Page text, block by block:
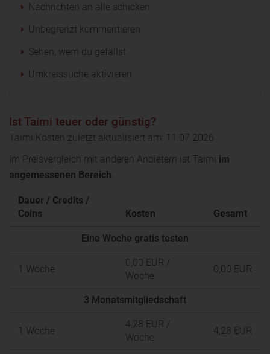
Nachrichten an alle schicken
Unbegrenzt kommentieren
Sehen, wem du gefällst
Umkreissuche aktivieren
Ist Taimi teuer oder günstig?
Taimi Kosten zuletzt aktualisiert am: 11.07.2026
Im Preisvergleich mit anderen Anbietern ist Taimi im
angemessenen Bereich
Dauer / Credits /
Coins
Kosten Gesamt
Eine Woche gratis testen
1 Woche
0,00 EUR /
Woche
0,00 EUR
3 Monatsmitgliedschaft
1 Woche
4,28 EUR /
Woche
4,28 EUR